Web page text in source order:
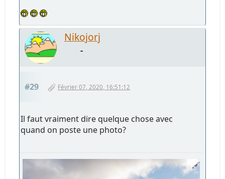
Nikojorj
-
#29 Février 07, 2020, 16:51:12
Il faut vraiment dire quelque chose avec
quand on poste une photo?